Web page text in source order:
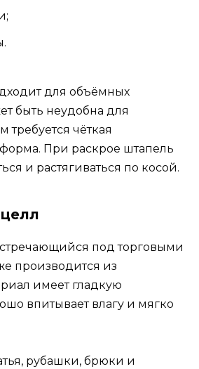
для объёмных
быть неудобна для
требуется чёткая
При раскрое штапель
и растягиваться по косой.
под торговыми
производится из
имеет гладкую
впитывает влагу и мягко
рубашки, брюки и